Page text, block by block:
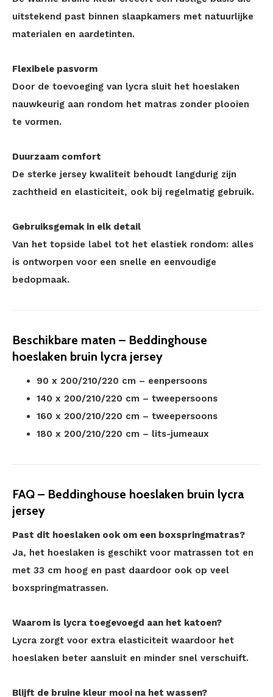
uitstekend past binnen slaapkamers met natuurlijke
materialen en aardetinten.
Flexibele pasvorm
Door de toevoeging van lycra sluit het hoeslaken
nauwkeurig aan rondom het matras zonder plooien
te vormen.
Duurzaam comfort
De sterke jersey kwaliteit behoudt langdurig zijn
zachtheid en elasticiteit, ook bij regelmatig gebruik.
Gebruiksgemak in elk detail
Van het topside label tot het elastiek rondom: alles
is ontworpen voor een snelle en eenvoudige
bedopmaak.
Beschikbare maten – Beddinghouse
hoeslaken bruin lycra jersey
90 x 200/210/220 cm – eenpersoons
140 x 200/210/220 cm – tweepersoons
160 x 200/210/220 cm – tweepersoons
180 x 200/210/220 cm – lits-jumeaux
FAQ – Beddinghouse hoeslaken bruin lycra
jersey
Past dit hoeslaken ook om een boxspringmatras?
Ja, het hoeslaken is geschikt voor matrassen tot en
met 33 cm hoog en past daardoor ook op veel
boxspringmatrassen.
Waarom is lycra toegevoegd aan het katoen?
Lycra zorgt voor extra elasticiteit waardoor het
hoeslaken beter aansluit en minder snel verschuift.
Blijft de bruine kleur mooi na het wassen?